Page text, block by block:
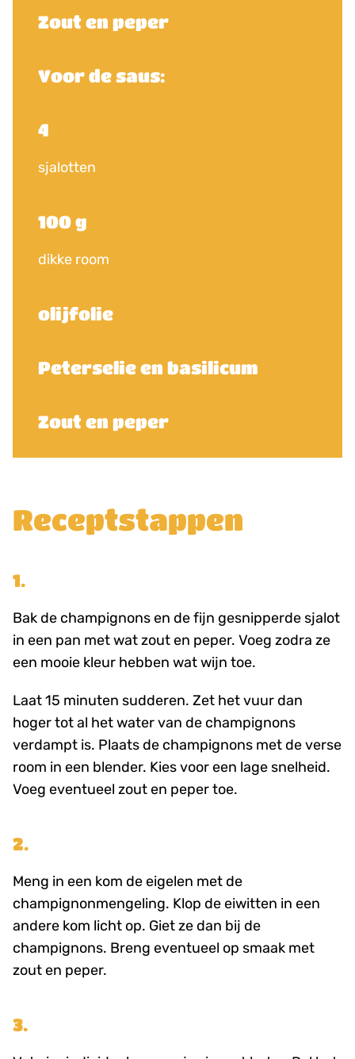
Receptstappen
1.
Bak de champignons en de fijn gesnipperde sjalot
in een pan met wat zout en peper. Voeg zodra ze
een mooie kleur hebben wat wijn toe.
Laat 15 minuten sudderen. Zet het vuur dan
hoger tot al het water van de champignons
verdampt is. Plaats de champignons met de verse
room in een blender. Kies voor een lage snelheid.
Voeg eventueel zout en peper toe.
2.
Meng in een kom de eigelen met de
champignonmengeling. Klop de eiwitten in een
andere kom licht op. Giet ze dan bij de
champignons. Breng eventueel op smaak met
zout en peper.
3.
Zout en peper
Voor de saus:
4
sjalotten
100 g
dikke room
olijfolie
Peterselie en basilicum
Zout en peper